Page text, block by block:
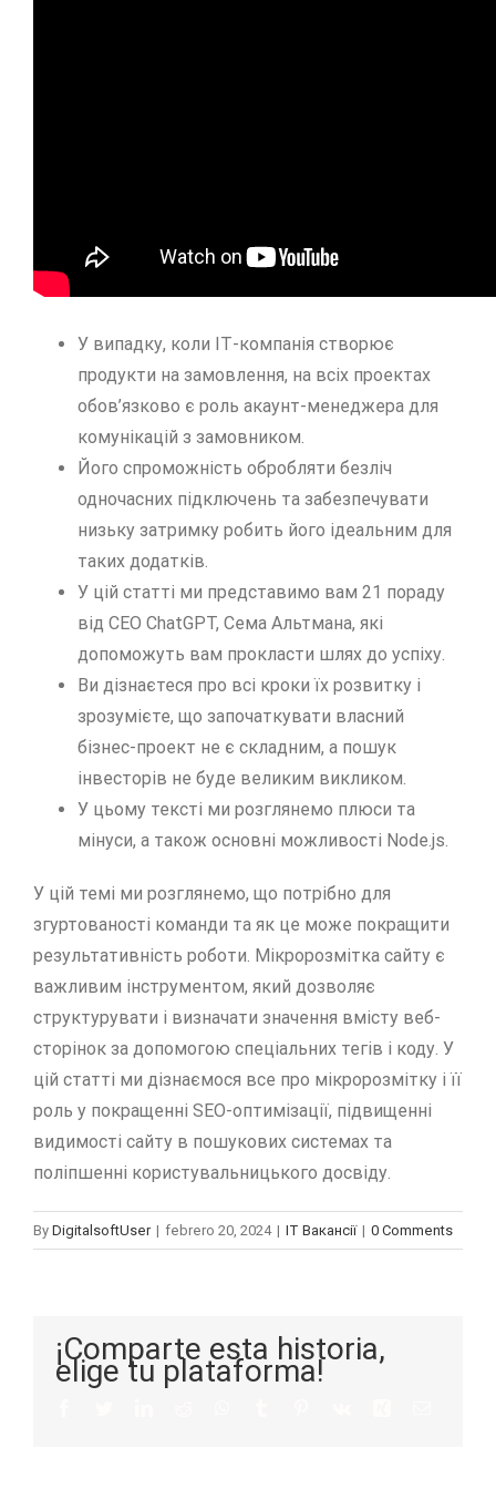
У випадку, коли ІТ-компанія створює
продукти на замовлення, на всіх проектах
обов’язково є роль акаунт-менеджера для
комунікацій з замовником.
Його спроможність обробляти безліч
одночасних підключень та забезпечувати
низьку затримку робить його ідеальним для
таких додатків.
У цій статті ми представимо вам 21 пораду
від СЕО ChatGPT, Сема Альтмана, які
допоможуть вам прокласти шлях до успіху.
Ви дізнаєтеся про всі кроки їх розвитку і
зрозумієте, що започаткувати власний
бізнес-проект не є складним, а пошук
інвесторів не буде великим викликом.
У цьому тексті ми розглянемо плюси та
мінуси, а також основні можливості Node.js.
У цій темі ми розглянемо, що потрібно для
згуртованості команди та як це може покращити
результативність роботи. Мікророзмітка сайту є
важливим інструментом, який дозволяє
структурувати і визначати значення вмісту веб-
сторінок за допомогою спеціальних тегів і коду. У
цій статті ми дізнаємося все про мікророзмітку і її
роль у покращенні SEO-оптимізації, підвищенні
видимості сайту в пошукових системах та
поліпшенні користувальницького досвіду.
By DigitalsoftUser | febrero 20, 2024 | IT Вакансії | 0 Comments
¡Comparte esta historia,
elige tu plataforma!